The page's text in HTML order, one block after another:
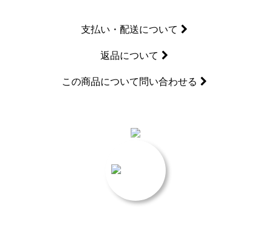
支払い・配送について
返品について
この商品について問い合わせる